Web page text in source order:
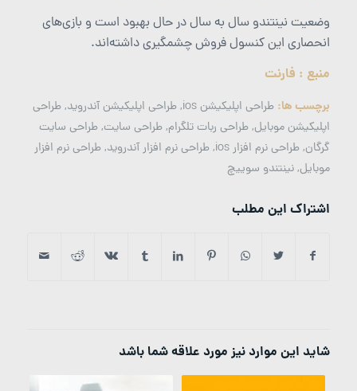
وضعیت نینتندو سال به سال در حال بهبود است و بازی‌های
انحصاری این کنسول فروش چشمگیری داشته‌اند.
منبع : فارنت
برچسب ها: طراحی اپلیکیشن ios ,طراحی اپلیکیشن آندروید,طراحی
اپلیکیشن موبایل,طراحی ربات تلگرام,طراحی سایت,طراحی سایت
گرگان,طراحی نرم افزار ios ,طراحی نرم افزار آندروید,طراحی نرم افزار
موبایل,نینتندو سوییچ
اشتراک این مطلب
شاید این موارد نیز مورد علاقه شما باشد